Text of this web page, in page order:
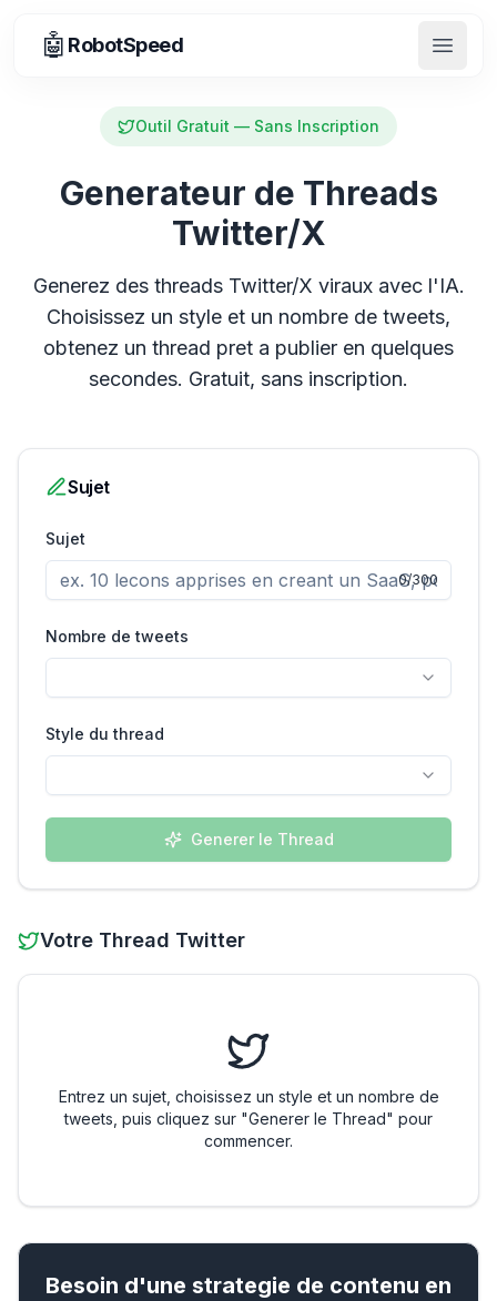
🤖 RobotSpeed
Outil Gratuit — Sans Inscription
Generateur de Threads
Twitter/X
Generez des threads Twitter/X viraux avec l'IA.
Choisissez un style et un nombre de tweets,
obtenez un thread pret a publier en quelques
secondes. Gratuit, sans inscription.
Sujet
Sujet
0/300
Nombre de tweets
Style du thread
Generer le Thread
Votre Thread Twitter
Entrez un sujet, choisissez un style et un nombre de
tweets, puis cliquez sur "Generer le Thread" pour
commencer.
Besoin d'une strategie de contenu en